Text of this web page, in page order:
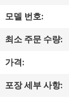
상
우
리
에
모델 번호:
최소 주문 수량:
가격:
포장 세부 사항: